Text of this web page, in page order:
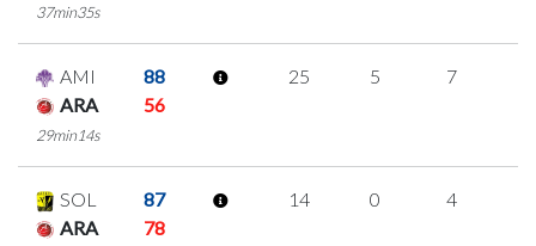
37min35s
AMI
88
ARA
56
29min14s
25 5 7
SOL
87
ARA
78
14 0 4